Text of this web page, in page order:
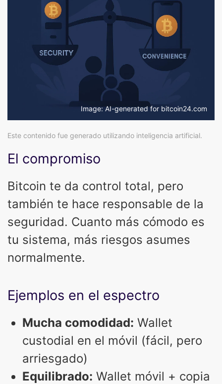
Image: AI-generated for bitcoin24.com
Este contenido fue generado utilizando inteligencia artificial.
El compromiso
Bitcoin te da control total, pero
también te hace responsable de la
seguridad. Cuanto más cómodo es
tu sistema, más riesgos asumes
normalmente.
Ejemplos en el espectro
Mucha comodidad: Wallet
custodial en el móvil (fácil, pero
arriesgado)
Equilibrado: Wallet móvil + copia